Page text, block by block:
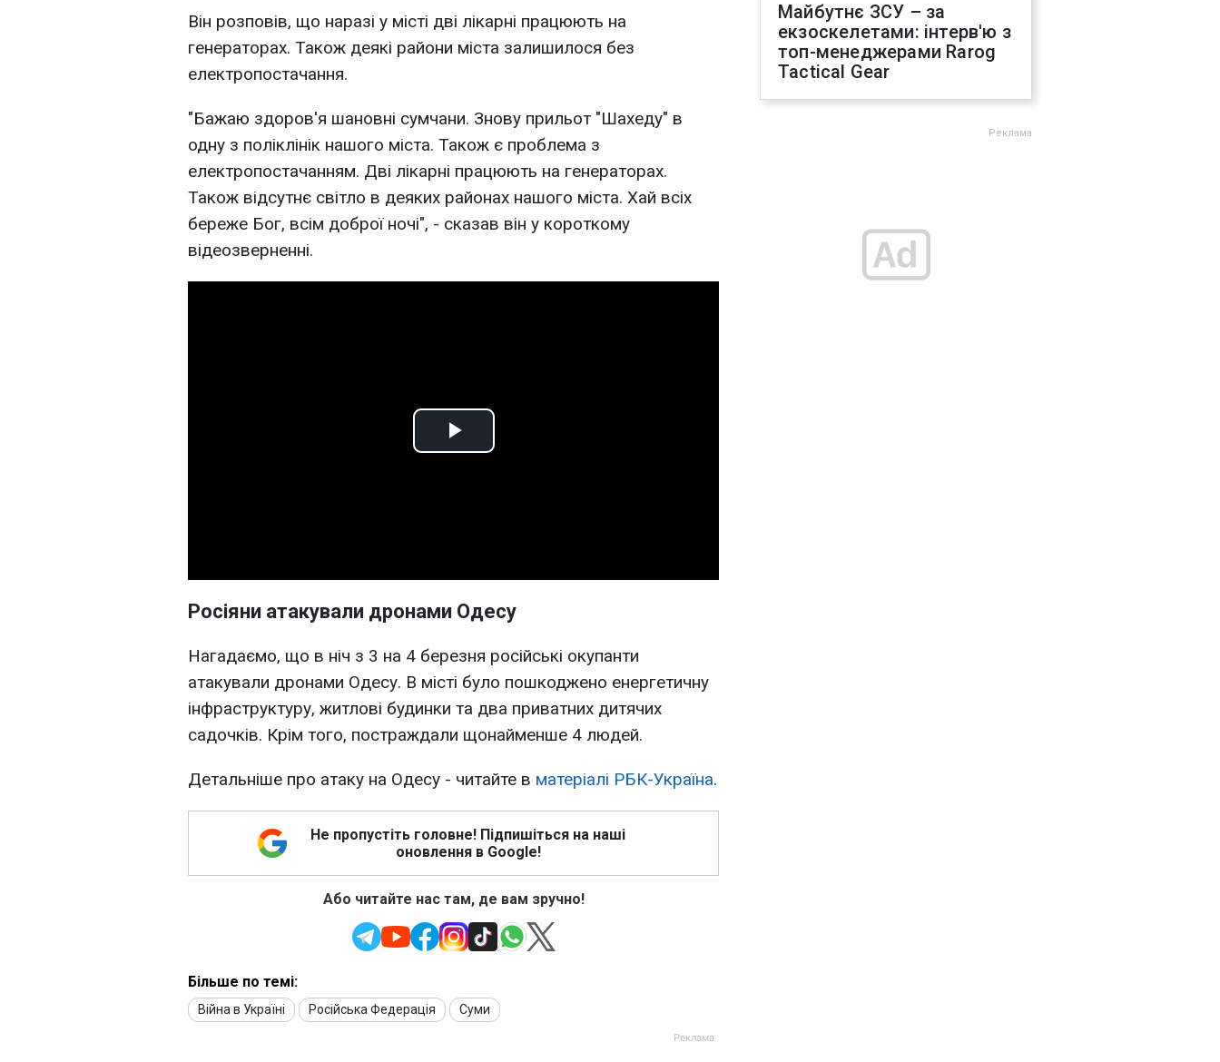
Він розповів, що наразі у місті дві лікарні працюють на
генераторах. Також деякі райони міста залишилося без
електропостачання.
"Бажаю здоров'я шановні сумчани. Знову прильот "Шахеду" в
одну з поліклінік нашого міста. Також є проблема з
електропостачанням. Дві лікарні працюють на генераторах.
Також відсутнє світло в деяких районах нашого міста. Хай всіх
береже Бог, всім доброї ночі", - сказав він у короткому
відеозверненні.
Play
Росіяни атакували дронами Одесу
Нагадаємо, що в ніч з 3 на 4 березня російські окупанти
атакували дронами Одесу. В місті було пошкоджено енергетичну
інфраструктуру, житлові будинки та два приватних дитячих
садочків. Крім того, постраждали щонайменше 4 людей.
Детальніше про атаку на Одесу - читайте в матеріалі РБК-Україна.
Не пропустіть головне! Підпишіться на наші
оновлення в Google!
Або читайте нас там, де вам зручно!
Більше по темі:
Війна в Україні Російська Федерація Суми
Майбутнє ЗСУ – за
екзоскелетами: інтерв'ю з
топ-менеджерами Rarog
Tactical Gear